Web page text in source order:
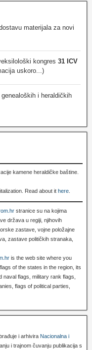
materijala za novi
kongres 31 ICV
uskoro...)
i heraldičkih
kamene heraldičke baštine.
Read about it here.
stranice su na kojima
država u regiji, njihovih
zastave, vojne položajne
zastave političkih stranaka,
is the web site where you
of the states in the region, its
naval flags, military rank flags,
flags of political parties,
i arhivira Nacionalna i
i trajnom čuvanju publikacija s